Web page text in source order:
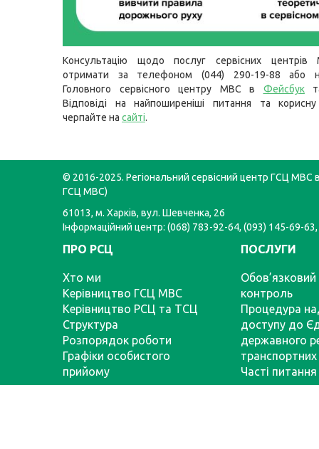
Консультацію щодо послуг сервісних
отримати за телефоном (044) 290-19-88 або
Головного сервісного центру МВС в Фейсбук
Відповіді на найпоширеніші питання та
черпайте на сайті.
© 2016-2025. Регіональний сервісний центр ГСЦ МВС в
ГСЦ МВС)
61013, м. Харків, вул. Шевченка, 26
Інформаційний центр: (068) 783-92-64, (093) 145-69-
ПРО РСЦ
Хто ми
Керівництво ГСЦ МВС
Керівництво РСЦ та ТСЦ
Структура
Розпорядок роботи
Графіки особистого
прийому
ПОСЛУГИ
Обов’язковий
контроль
Процедура
доступу до
державного
транспортних
Часті питання